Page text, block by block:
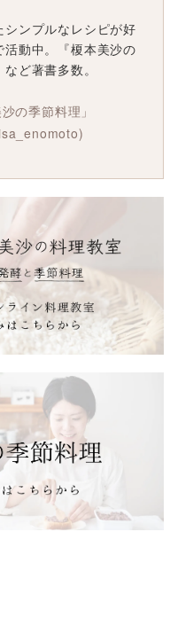
ンプルなレシピが好
動中。『榎本美沙の
ど著書多数。
の季節料理」